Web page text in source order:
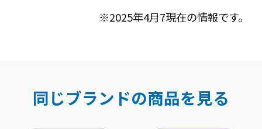
※2025年4月7現在の情報です。
同じブランドの商品を見る